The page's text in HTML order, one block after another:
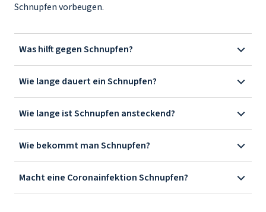
Schnupfen vorbeugen.
Was hilft gegen Schnupfen?
Wie lange dauert ein Schnupfen?
Wie lange ist Schnupfen ansteckend?
Wie bekommt man Schnupfen?
Macht eine Coronainfektion Schnupfen?